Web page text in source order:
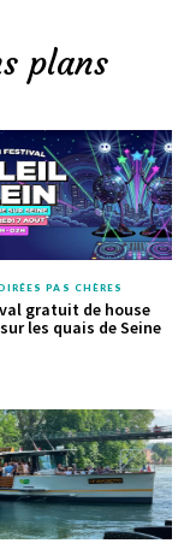
plans
PAS CHÈRES
gratuit de house
les quais de Seine